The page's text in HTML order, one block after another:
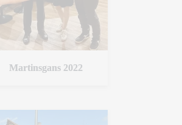
Martinsgans 2022